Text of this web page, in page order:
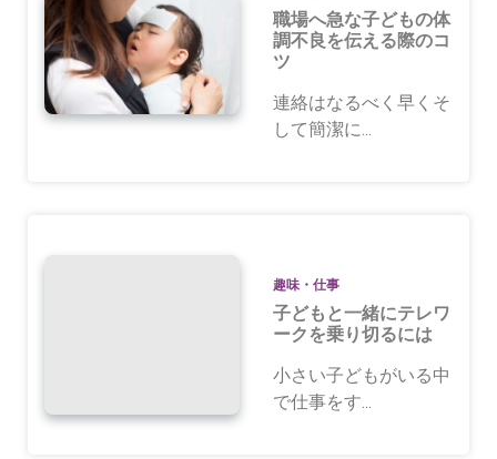
職場へ急な子どもの体
調不良を伝える際のコ
ツ
連絡はなるべく早くそ
して簡潔に...
趣味・仕事
子どもと一緒にテレワ
ークを乗り切るには
小さい子どもがいる中
で仕事をす...